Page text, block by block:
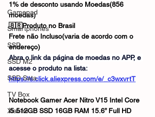
Gamepad
Smartphones
SSD
SSD M2
SSD Sata
TV Box
Xiaomi
1% de desconto usando Moedas(856
moedas)
🇧🇷Produto no Brasil
Frete não Incluso(varia de acordo com o
endereço)
Abra o link da página de moedas no APP, e
acesse o produto na lista:
https://s.click.aliexpress.com/e/_c3wxvrtT
Notebook Gamer Acer Nitro V15 Intel Core
i5 512GB SSD 16GB RAM 15.6” Full HD